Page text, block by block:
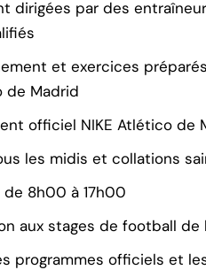
dirigées par des
et exercices
de Madrid
officiel NIKE Atlético de
les midis et collations
8h00 à 17h00
aux stages de football de
programmes officiels et